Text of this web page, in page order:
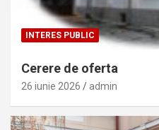
INTERES PUBLIC
Cerere de oferta
26 iunie 2026 admin